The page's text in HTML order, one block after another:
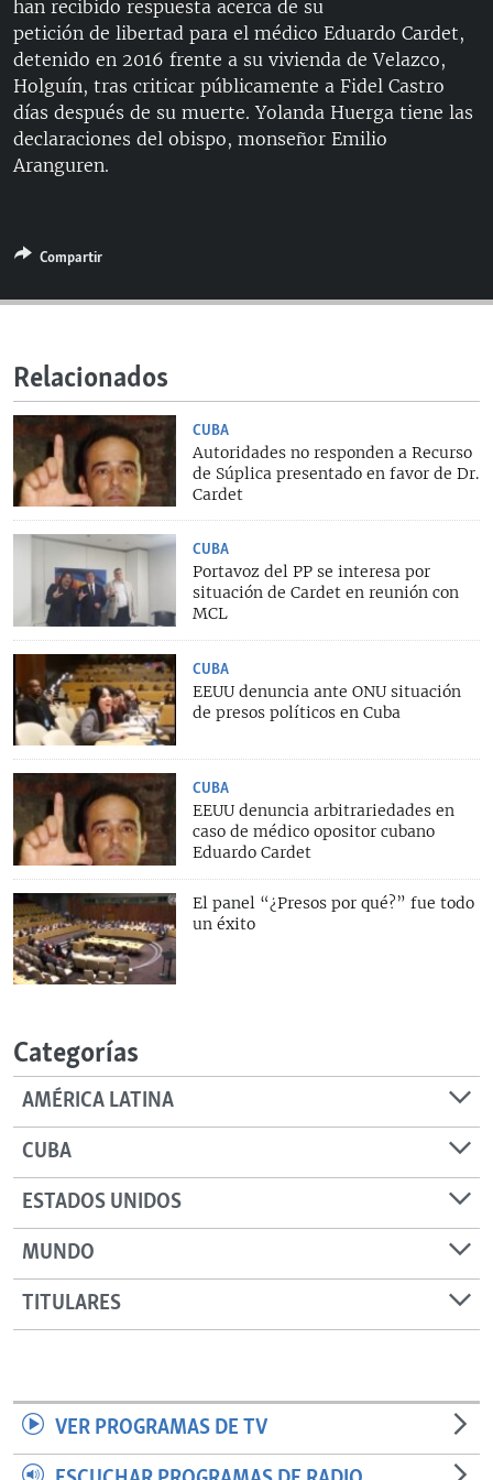
RADIO MARTÍ
ESPECIALES
ESPECIALES
LA REALIDAD DE LA VIVIENDA EN CUBA
SER VIEJO EN CUBA
LOS SANTOS DE HIALEAH
DESINFORMACIÓN RUSA EN AMÉRICA LATINA
MULTIMEDIA
EDITORIALES
han recibido respuesta acerca de su
petición de libertad para el médico Eduardo Cardet,
detenido en 2016 frente a su vivienda de Velazco,
Holguín, tras criticar públicamente a Fidel Castro
días después de su muerte. Yolanda Huerga tiene las
declaraciones del obispo, monseñor Emilio
Aranguren.
Compartir
Relacionados
CUBA
Autoridades no responden a Recurso
de Súplica presentado en favor de Dr.
Cardet
CUBA
Portavoz del PP se interesa por
situación de Cardet en reunión con
MCL
CUBA
EEUU denuncia ante ONU situación
de presos políticos en Cuba
CUBA
EEUU denuncia arbitrariedades en
caso de médico opositor cubano
Eduardo Cardet
El panel “¿Presos por qué?” fue todo
un éxito
Categorías
AMÉRICA LATINA
CUBA
ESTADOS UNIDOS
MUNDO
TITULARES
VER PROGRAMAS DE TV